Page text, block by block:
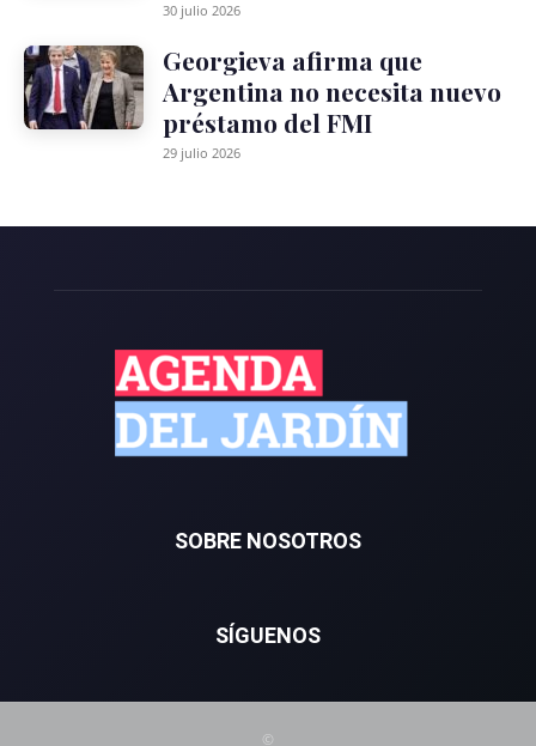
30 julio 2026
Georgieva afirma que
Argentina no necesita nuevo
préstamo del FMI
29 julio 2026
SOBRE NOSOTROS
SÍGUENOS
©